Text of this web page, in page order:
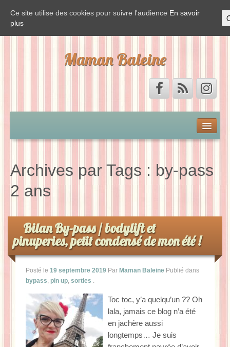
Maman Baleine
Vis ma vie de Baleine
La Baleine se pomponne !
Ma période Weight Watchers
Archives par Tags : by-pass
2 ans
Bilan By-pass / bodylift et
pinuperies, petit condensé de mon été !
Posté le 19 septembre 2019 Par Maman Baleine Publié dans
bypass, pin up, sorties .
Toc toc, y’a quelqu’un ?? Oh
lala, jamais ce blog n’a été
en jachère aussi
longtemps… Je suis
Ce site utilise des cookies pour suivre l'audience En savoir
plus